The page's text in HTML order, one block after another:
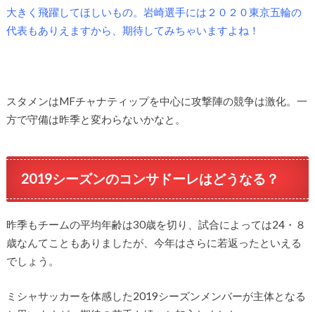
大きく飛躍してほしいもの。岩崎選手には２０２０東京五輪の
代表もありえますから、期待してみちゃいますよね！
スタメンはMFチャナティップを中心に攻撃陣の競争は激化。一
方で守備は昨季と変わらないかなと。
2019シーズンのコンサドーレはどうなる？
昨季もチームの平均年齢は30歳を切り、試合によっては24・８
歳なんてこともありましたが、今年はさらに若返ったといえる
でしょう。
ミシャサッカーを体感した2019シーズンメンバーが主体となる